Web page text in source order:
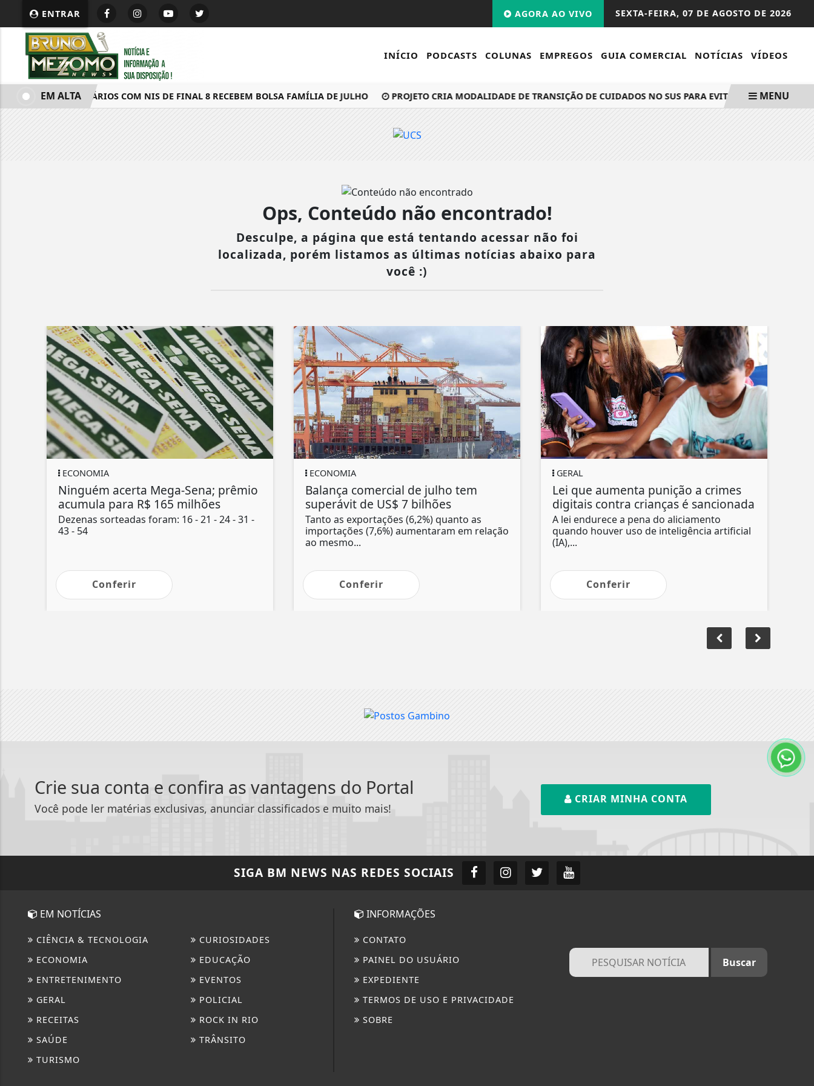
ENTRAR SEXTA-FEIRA, 07 DE AGOSTO DE 2026
AGORA AO VIVO
INÍCIO PODCASTS COLUNAS EMPREGOS GUIA COMERCIAL NOTÍCIAS VÍDEOS
BENEFICIÁRIOS COM NIS DE FINAL 8 RECEBEM BOLSA FAMÍLIA DE JULHO PROJETO CRIA MODALIDADE DE TRANSIÇÃO DE CUIDADOS NO SUS PARA EVITAR REINTERNAÇÕES
EM ALTA MENU
Ops, Conteúdo não encontrado!
Desculpe, a página que está tentando acessar não foi
localizada, porém listamos as últimas notícias abaixo para
você :)
ECONOMIA
Ninguém acerta Mega-Sena; prêmio
acumula para R$ 165 milhões
Dezenas sorteadas foram: 16 - 21 - 24 - 31 -
43 - 54
Conferir
ECONOMIA
Balança comercial de julho tem
superávit de US$ 7 bilhões
Tanto as exportações (6,2%) quanto as
importações (7,6%) aumentaram em relação
ao mesmo...
Conferir
GERAL
Lei que aumenta punição a crimes
digitais contra crianças é sancionada
A lei endurece a pena do aliciamento
quando houver uso de inteligência artificial
(IA),...
Conferir
Crie sua conta e confira as vantagens do Portal
Você pode ler matérias exclusivas, anunciar classificados e muito mais!
CRIAR MINHA CONTA
SIGA BM NEWS NAS REDES SOCIAIS
EM NOTÍCIAS
CIÊNCIA & TECNOLOGIA
CURIOSIDADES
ECONOMIA
EDUCAÇÃO
ENTRETENIMENTO
EVENTOS
GERAL
POLICIAL
RECEITAS
ROCK IN RIO
SAÚDE
TRÂNSITO
TURISMO
INFORMAÇÕES
CONTATO
PAINEL DO USUÁRIO
EXPEDIENTE
TERMOS DE USO E PRIVACIDADE
SOBRE